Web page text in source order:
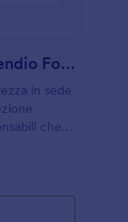
Checklist Di Sicurezza Antincendio Form
in sede
che